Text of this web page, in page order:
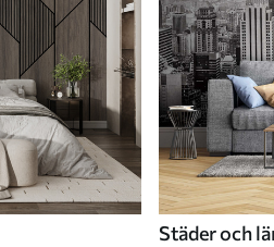
Städer och